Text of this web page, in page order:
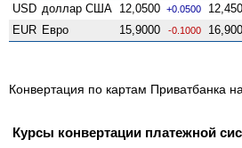
USD доллар США 12,0500 +0.0500
EUR Евро 15,9000 -0.1000
Конвертация по картам Приватбанка
Курсы конвертации платежной